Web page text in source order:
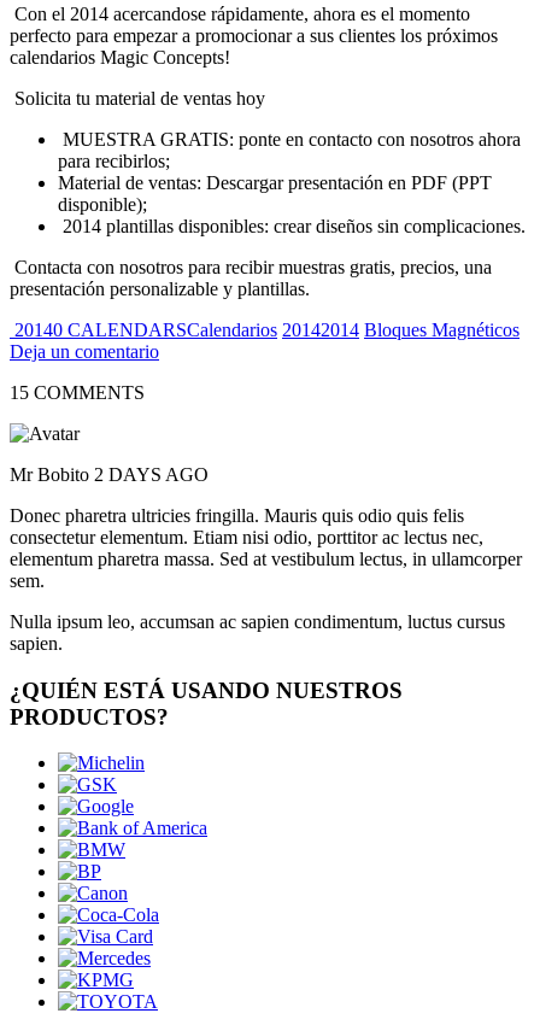
Con el 2014 acercandose rápidamente, ahora es el momento
perfecto para empezar a promocionar a sus clientes los próximos
calendarios Magic Concepts!
Solicita tu material de ventas hoy
MUESTRA GRATIS: ponte en contacto con nosotros ahora
para recibirlos;
Material de ventas: Descargar presentación en PDF (PPT
disponible);
2014 plantillas disponibles: crear diseños sin complicaciones.
Contacta con nosotros para recibir muestras gratis, precios, una
presentación personalizable y plantillas.
20140 CALENDARSCalendarios 20142014 Bloques Magnéticos
Deja un comentario
15 COMMENTS
Mr Bobito 2 DAYS AGO
Donec pharetra ultricies fringilla. Mauris quis odio quis felis
consectetur elementum. Etiam nisi odio, porttitor ac lectus nec,
elementum pharetra massa. Sed at vestibulum lectus, in ullamcorper
sem.
Nulla ipsum leo, accumsan ac sapien condimentum, luctus cursus
sapien.
¿QUIÉN ESTÁ USANDO NUESTROS
PRODUCTOS?